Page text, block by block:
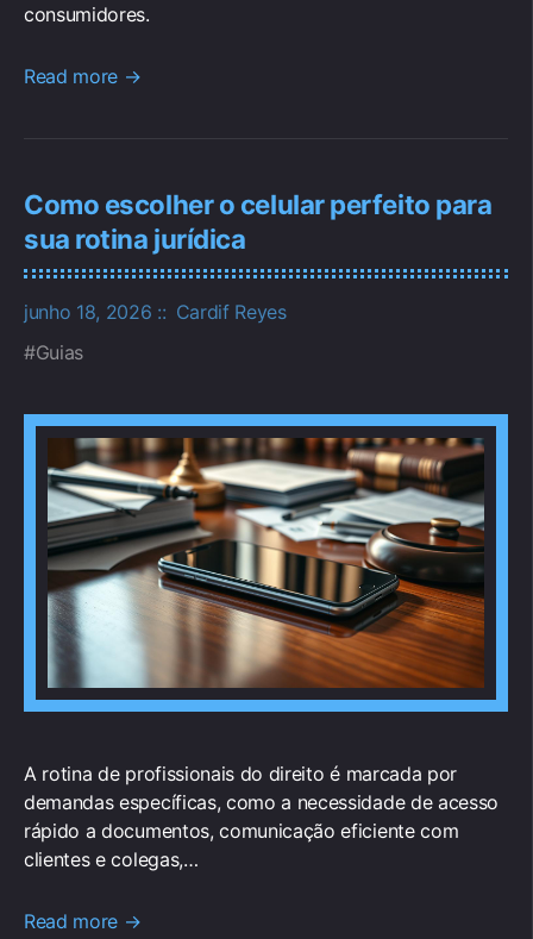
consumidores.
Read more →
Como escolher o celular perfeito para
sua rotina jurídica
junho 18, 2026
Cardif Reyes
Guias
A rotina de profissionais do direito é marcada por
demandas específicas, como a necessidade de acesso
rápido a documentos, comunicação eficiente com
clientes e colegas,…
Read more →